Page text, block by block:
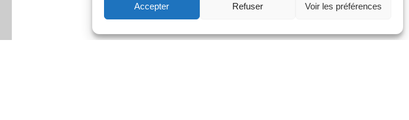
Accepter Refuser Voir les préférences